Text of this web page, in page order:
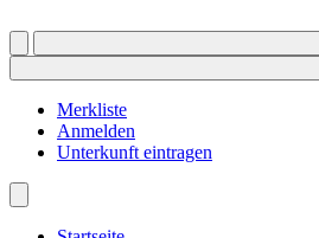
Merkliste
Anmelden
Unterkunft eintragen